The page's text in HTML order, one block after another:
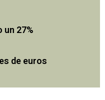
un 27%
de euros